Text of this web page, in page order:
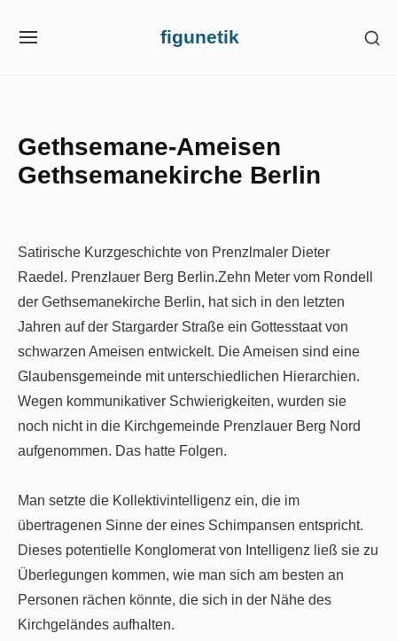
figunetik
SITE
Gethsemane-Ameisen
Gethsemanekirche Berlin
Satirische Kurzgeschichte von Prenzlmaler Dieter
Raedel. Prenzlauer Berg Berlin.Zehn Meter vom Rondell
der Gethsemanekirche Berlin, hat sich in den letzten
Jahren auf der Stargarder Straße ein Gottesstaat von
schwarzen Ameisen entwickelt. Die Ameisen sind eine
Glaubensgemeinde mit unterschiedlichen Hierarchien.
Wegen kommunikativer Schwierigkeiten, wurden sie
noch nicht in die Kirchgemeinde Prenzlauer Berg Nord
aufgenommen. Das hatte Folgen.
Man setzte die Kollektivintelligenz ein, die im
übertragenen Sinne der eines Schimpansen entspricht.
Dieses potentielle Konglomerat von Intelligenz ließ sie zu
Überlegungen kommen, wie man sich am besten an
Personen rächen könnte, die sich in der Nähe des
Kirchgeländes aufhalten.